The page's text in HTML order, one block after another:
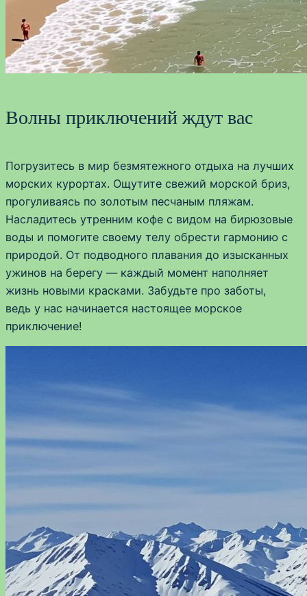
Волны приключений ждут вас
Погрузитесь в мир безмятежного отдыха на лучших
морских курортах. Ощутите свежий морской бриз,
прогуливаясь по золотым песчаным пляжам.
Насладитесь утренним кофе с видом на бирюзовые
воды и помогите своему телу обрести гармонию с
природой. От подводного плавания до изысканных
ужинов на берегу — каждый момент наполняет
жизнь новыми красками. Забудьте про заботы,
ведь у нас начинается настоящее морское
приключение!